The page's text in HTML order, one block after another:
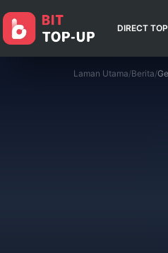
DIRECT
Laman Utama/Berita/